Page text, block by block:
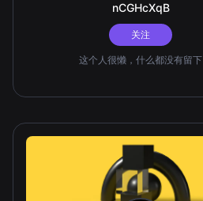
nCGHcXqB
关注
这个人很懒，什么都没有留下